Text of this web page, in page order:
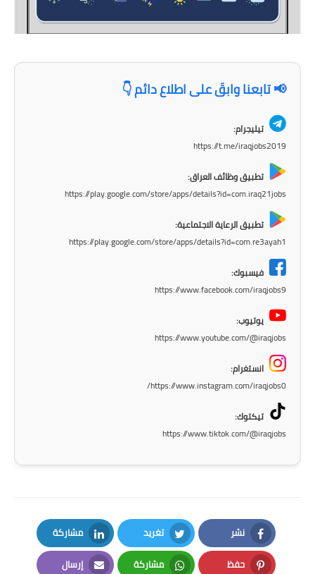
صحة وطب
فن ومشاهير
العامة
📢 تابعنا وابقَ على اطلاع دائم 👇
تيليجرام:
https://t.me/iraqjobs2019
تطبيق وظائف العراق:
https://play.google.com/store/apps/details?id=com.iraq21jobs
تطبيق الرعاية الاجتماعية:
https://play.google.com/store/apps/details?id=com.re3ayah1
فيسبوك:
https://www.facebook.com/iraqjobs9
يوتيوب:
https://www.youtube.com/@iraqjobs
انستغرام:
https://www.instagram.com/iraqjobs0/
تيكتوك:
https://www.tiktok.com/@iraqjobs
نشر
Facebook
تغريد
Twitter
مشاركة
LinkedIn
حفظ مشاركة إرسال